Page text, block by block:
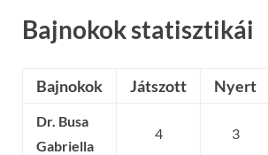
Bajnokok statisztikái
Bajnokok Játszott Nyert
Dr. Busa
Gabriella
4 3